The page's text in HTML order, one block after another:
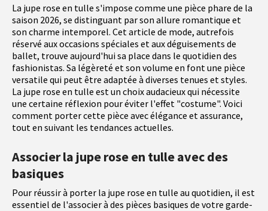
La jupe rose en tulle s'impose comme une pièce phare de la
saison 2026, se distinguant par son allure romantique et
son charme intemporel. Cet article de mode, autrefois
réservé aux occasions spéciales et aux déguisements de
ballet, trouve aujourd'hui sa place dans le quotidien des
fashionistas. Sa légèreté et son volume en font une pièce
versatile qui peut être adaptée à diverses tenues et styles.
La jupe rose en tulle est un choix audacieux qui nécessite
une certaine réflexion pour éviter l'effet "costume". Voici
comment porter cette pièce avec élégance et assurance,
tout en suivant les tendances actuelles.
Associer la jupe rose en tulle avec des
basiques
Pour réussir à porter la jupe rose en tulle au quotidien, il est
essentiel de l'associer à des pièces basiques de votre garde-